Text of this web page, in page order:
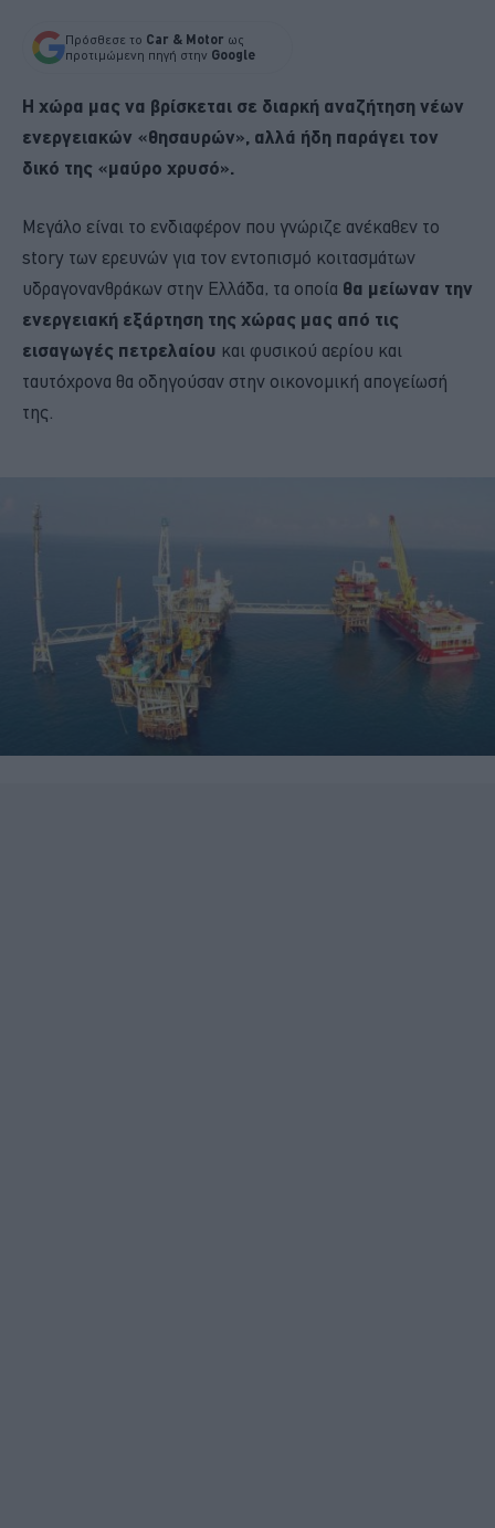
Πρόσθεσε το Car & Motor ως
προτιμώμενη πηγή στην Google
Η χώρα μας να βρίσκεται σε διαρκή αναζήτηση νέων
ενεργειακών «θησαυρών», αλλά ήδη παράγει τον
δικό της «μαύρο χρυσό».
Μεγάλο είναι το ενδιαφέρον που γνώριζε ανέκαθεν το
story των ερευνών για τον εντοπισμό κοιτασμάτων
υδραγονανθράκων στην Ελλάδα, τα οποία θα μείωναν την
ενεργειακή εξάρτηση της χώρας μας από τις
εισαγωγές πετρελαίου και φυσικού αερίου και
ταυτόχρονα θα οδηγούσαν στην οικονομική απογείωσή
της.